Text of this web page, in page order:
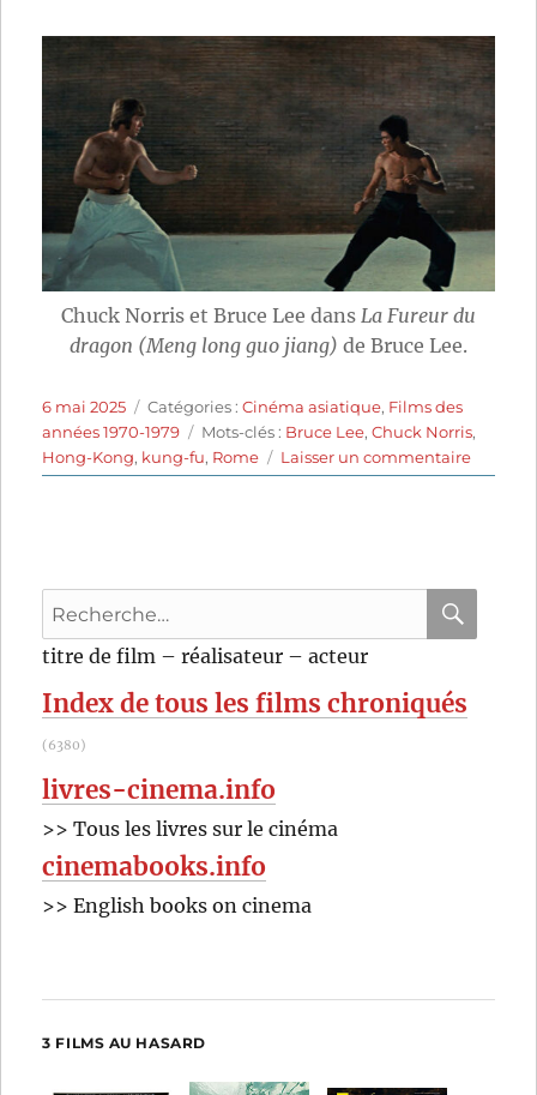
Chuck Norris et Bruce Lee dans La Fureur du
dragon (Meng long guo jiang) de Bruce Lee.
Publié
le
6 mai 2025 Catégories
Catégories :Cinéma asiatique, Films des
années 1970-1979
Étiquettes
Mots-clés : Bruce Lee,Chuck Norris,
Hong-Kong, kung-fu, Rome Laisser un commentairesur
La
Recherche
pour
titre de film – réalisateur – acteur
Index de tous les films chroniqués
(6380)
livres-cinema.info
>> Tous les livres sur le cinéma
cinemabooks.info
>> English books on cinema
3 FILMS AU HASARD